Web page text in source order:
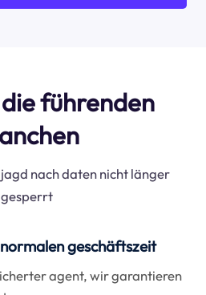
führenden
nach daten nicht länger
gesperrt
geschäftszeit
agent, wir garantieren